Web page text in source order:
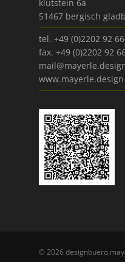
klutstein 6a
51467 bergisch
tel. +49 (0)2202 92
fax. +49 (0)2202 92
www.mayerle.design
© 2026 designbuero